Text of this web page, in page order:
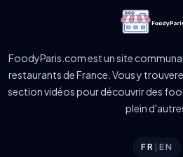
FoodyParis.com est un site
restaurants de France. Vous y
section vidéos pour découvrir des
plein
FR |EN